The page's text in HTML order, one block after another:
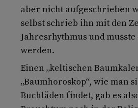
aber nicht aufgeschrieben
selbst schrieb ihn mit den
Jahresrhythmus und
werden.
Einen „keltischen
„Baumhoroskop“, wie man
Buchläden findet, gab es